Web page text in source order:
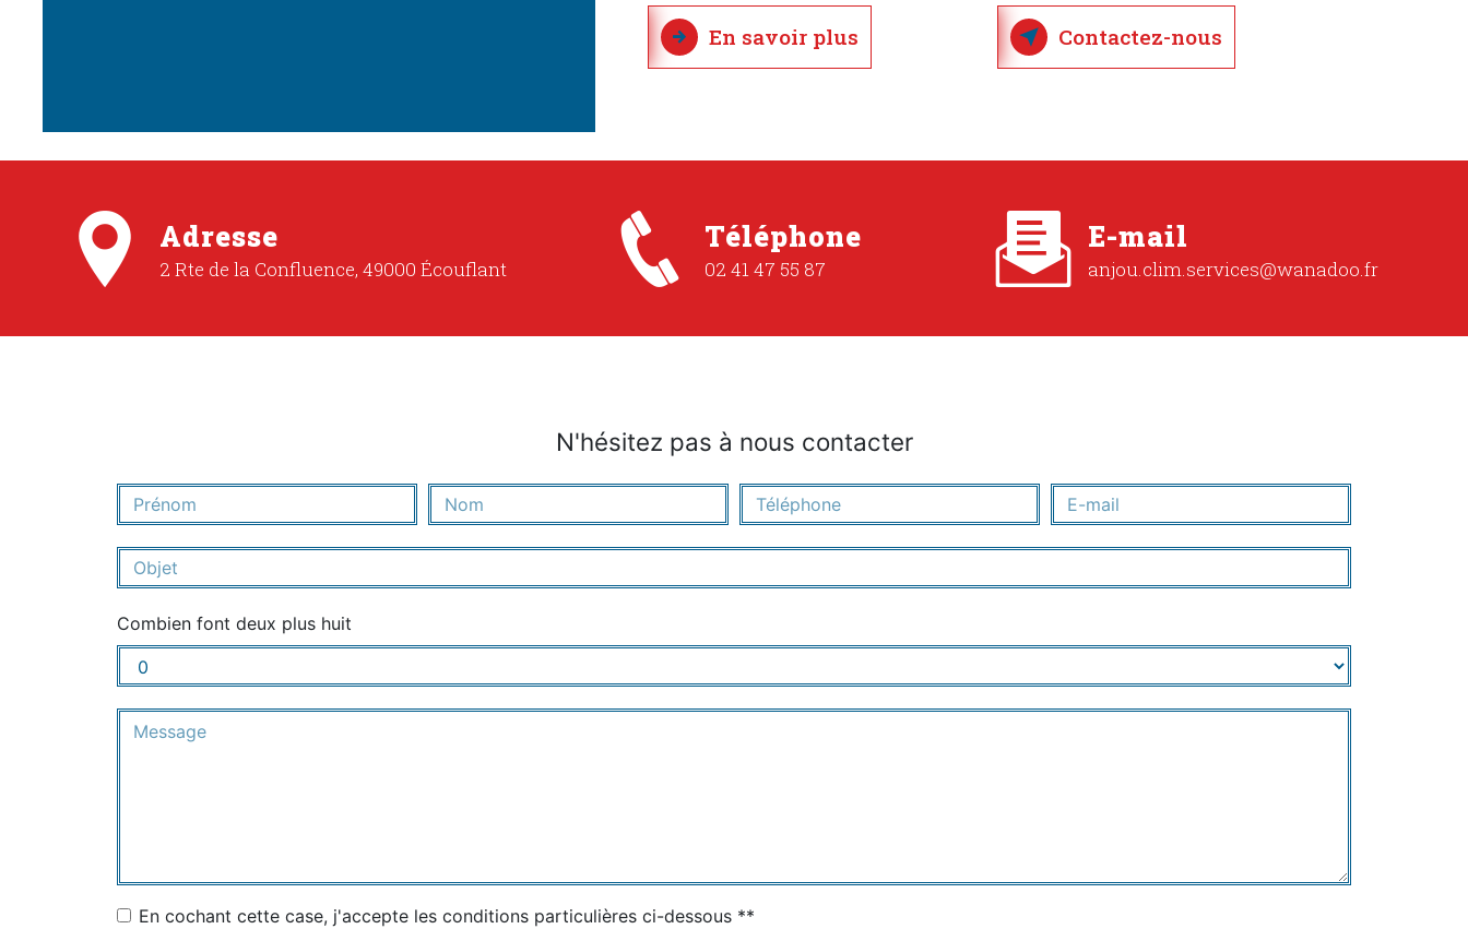
En savoir plus Contactez-nous
Adresse
2 Rte de la Confluence, 49000 Écouflant
Téléphone
02 41 47 55 87
E-mail
anjou.clim.services@wanadoo.fr
N'hésitez pas à nous contacter
Combien font deux plus huit
En cochant cette case, j'accepte les conditions particulières ci-dessous **